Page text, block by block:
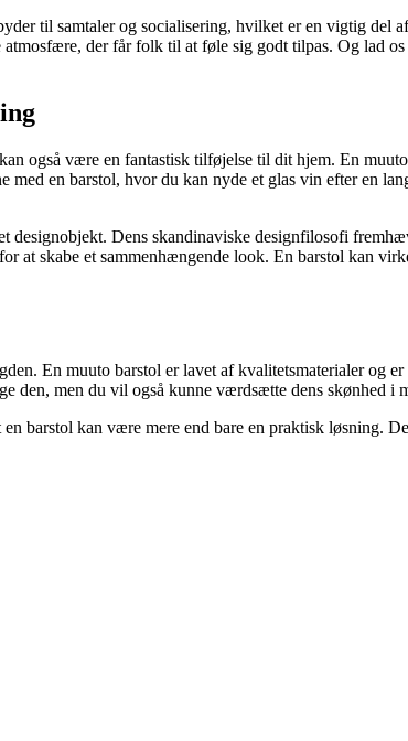
til samtaler og socialisering, hvilket er en vigtig del
der får folk til at føle sig godt tilpas. Og lad
også være en fantastisk tilføjelse til dit hjem. En
en barstol, hvor du kan nyde et glas vin efter en
designobjekt. Dens skandinaviske designfilosofi
at skabe et sammenhængende look. En barstol kan
En muuto barstol er lavet af kvalitetsmaterialer og
den, men du vil også kunne værdsætte dens skønhed i
barstol kan være mere end bare en praktisk